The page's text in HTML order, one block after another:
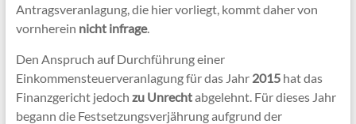
Antragsveranlagung, die hier vorliegt, kommt daher von
vornherein nicht infrage.
Den Anspruch auf Durchführung einer
Einkommensteuerveranlagung für das Jahr 2015hat das
Finanzgericht jedoch zu Unrechtabgelehnt. Für dieses Jahr
begann die Festsetzungsverjährung aufgrund der